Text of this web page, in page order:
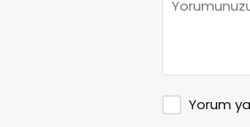
Yorum